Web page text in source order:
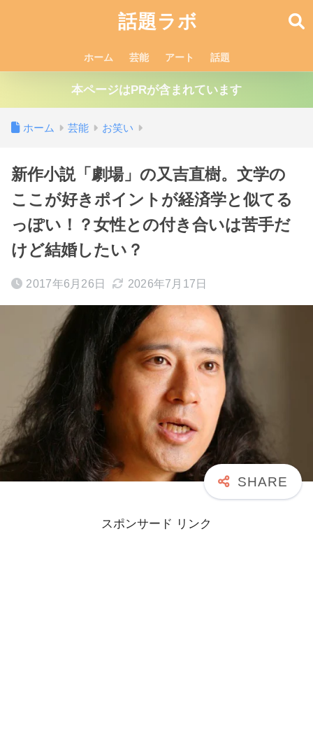
話題ラボ
ホーム 芸能 アート 話題
本ページはPRが含まれています
ホーム 芸能 お笑い
新作小説「劇場」の又吉直樹。文学の
ここが好きポイントが経済学と似てる
っぽい！？女性との付き合いは苦手だ
けど結婚したい？
2017年6月26日 2026年7月17日
スポンサード リンク